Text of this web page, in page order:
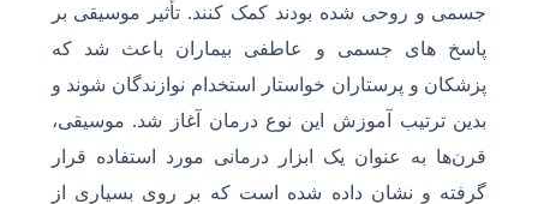
جسمی و روحی شده بودند کمک کنند. تأثیر موسیقی بر
پاسخ های جسمی و عاطفی بیماران باعث شد که
پزشکان و پرستاران خواستار استخدام نوازندگان شوند و
بدین ترتیب آموزش این نوع درمان آغاز شد. موسیقی،
قرن‌ها به عنوان یک ابزار درمانی مورد استفاده قرار
گرفته و نشان داده شده است که بر روی بسیاری از